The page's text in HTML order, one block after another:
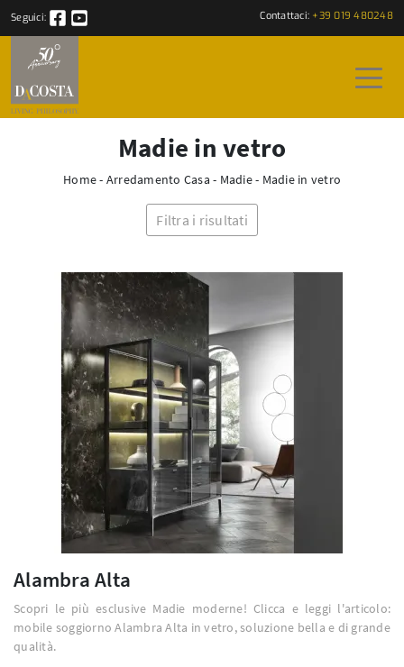
Seguici: Contattaci: +39 019 480248
Madie in vetro
Home- Arredamento Casa - Madie- Madie in vetro
Filtra i risultati
Alambra Alta
Scopri le più esclusive Madie moderne! Clicca e leggi l'articolo:
mobile soggiorno Alambra Alta in vetro, soluzione bella e di grande
qualità.